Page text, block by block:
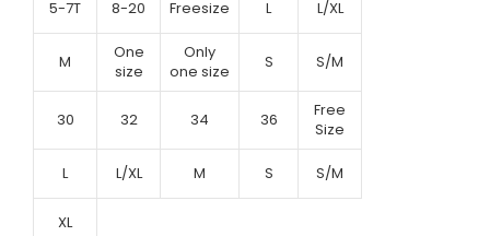
5-7T 8-20 Freesize L L/XL
M
One
size
Only
one size
S S/M
30 32 34 36
Free
Size
L L/XL M S S/M
XL